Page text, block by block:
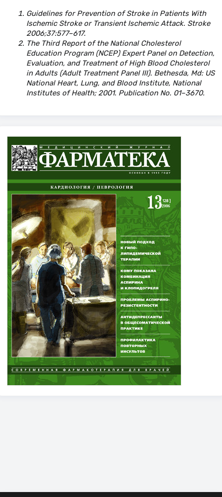
Guidelines for Prevention of Stroke in Patients With
Ischemic Stroke or Transient Ischemic Attack. Stroke
2006;37:577–617.
The Third Report of the National Cholesterol
Education Program (NCEP) Expert Panel on Detection,
Evaluation, and Treatment of High Blood Cholesterol
in Adults (Adult Treatment Panel III). Bethesda, Md: US
National Heart, Lung, and Blood Institute, National
Institutes of Health; 2001. Publication No. 01–3670.